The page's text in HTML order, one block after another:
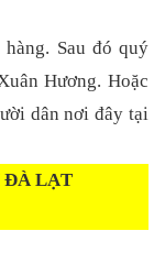
Sau đó quý
Hương. Hoặc
dân nơi đây tại
ĐÀ LẠT